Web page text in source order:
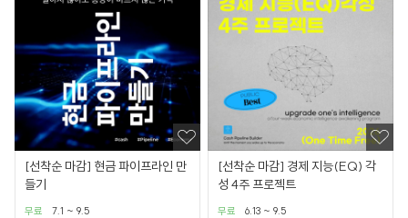
[선착순 마감] 현금 파이프라인 만
들기
7.1 ~ 9.5
무료
[선착순 마감] 경제 지능(EQ) 각
성 4주 프로젝트
6.13 ~ 9.5
무료